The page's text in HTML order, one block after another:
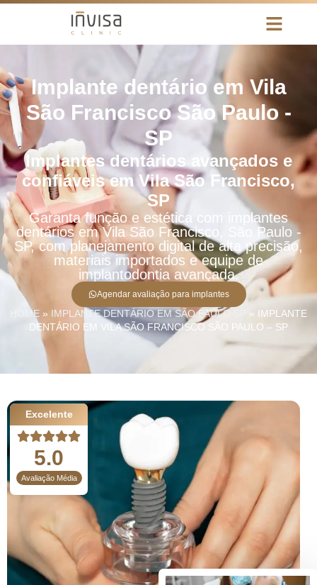
Implante dentário em Vila
São Francisco São Paulo -
SP
Implantes dentários avançados e
confiáveis em Vila São Francisco,
SP
Garanta função e estética com implantes
dentários em Vila São Francisco, São Paulo -
SP, com planejamento digital de alta precisão,
materiais importados e equipe de
implantodontia avançada.
Agendar avaliação para implantes
HOME » IMPLANTE DENTÁRIO EM SÃO PAULO SP » IMPLANTE
DENTÁRIO EM VILA SÃO FRANCISCO SÃO PAULO – SP
Excelente
5.0
Avaliação Média